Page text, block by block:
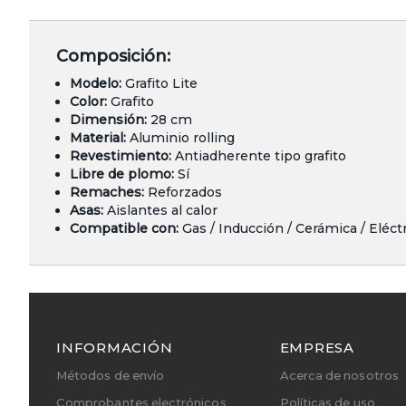
Composición:
Modelo: Grafito Lite
Color: Grafito
Dimensión: 28 cm
Material: Aluminio rolling
Revestimiento: Antiadherente tipo grafito
Libre de plomo: Sí
Remaches: Reforzados
Asas: Aislantes al calor
Compatible con: Gas / Inducción / Cerámica /
INFORMACIÓN
Métodos de envío
Comprobantes electrónicos
EMPRESA
Acerca de nosotros
Políticas de uso